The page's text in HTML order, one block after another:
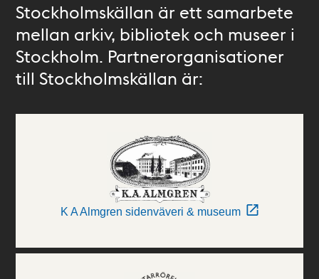
Stockholmskällan är ett samarbete
mellan arkiv, bibliotek och museer i
Stockholm. Partnerorganisationer
till Stockholmskällan är:
K A Almgren sidenväveri & museum